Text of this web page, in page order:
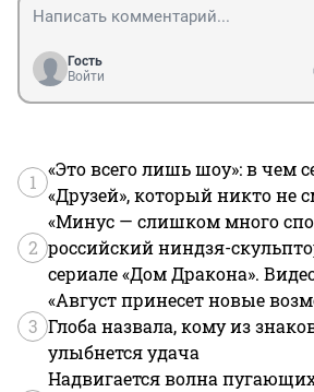
Гость
Войти
1
«Это всего лишь шоу»: в чем
«Друзей», который никто не
2
«Минус — слишком много
российский ниндзя-
сериале «Дом Дракона».
3
«Август принесет новые
Глоба назвала, кому из
улыбнется удача
Надвигается волна